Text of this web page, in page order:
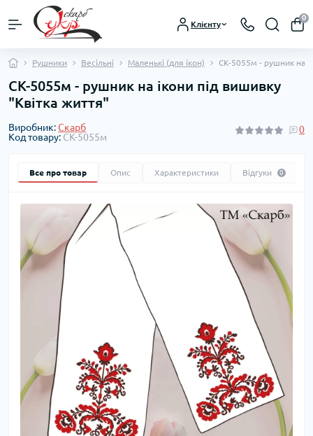
Клієнту
0
Рушники Весільні Маленькі (для ікон) СК-5055м - рушник на
СК-5055м - рушник на ікони під вишивку
"Квітка життя"
Виробник:Скарб
Код товару: СК-5055м
0
Все про товар Опис Характеристики Відгуки 0